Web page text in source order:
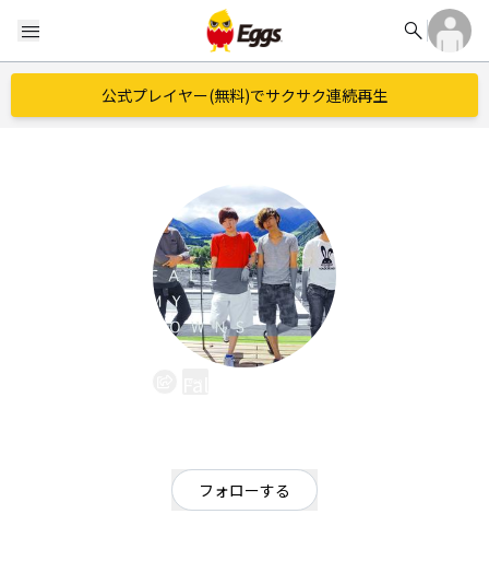
menu search
公式プレイヤー(無料)でサクサク連続再生
フォローする